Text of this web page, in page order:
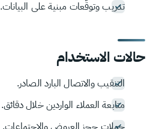
تدريب وتوقّعات مبنية على البيانات.
حالات الاستخدام
التنقيب والاتصال البارد الصادر.
متابعة العملاء الواردين خلال دقائق.
حملات حجز العروض والاجتماعات.